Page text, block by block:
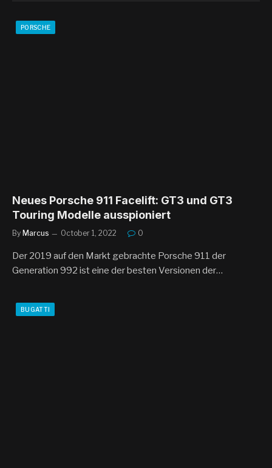
PORSCHE
Neues Porsche 911 Facelift: GT3 und GT3
Touring Modelle ausspioniert
By Marcus October 1, 2022 0
Der 2019 auf den Markt gebrachte Porsche 911 der
Generation 992 ist eine der besten Versionen der…
BUGATTI